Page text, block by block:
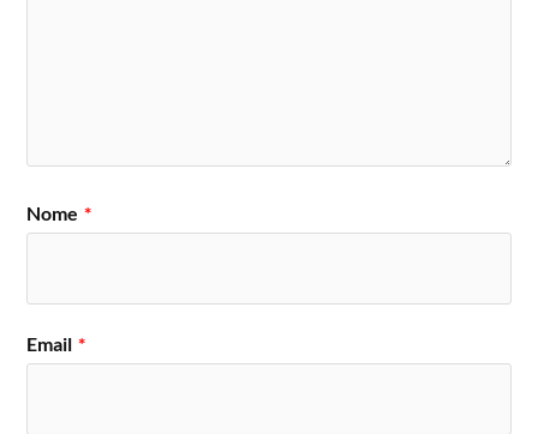
Nome *
Email *